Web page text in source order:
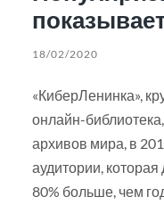
18/02/2020
«КиберЛенинка»,
онлайн-
архивов мира, в
аудитории,
80% больше, чем